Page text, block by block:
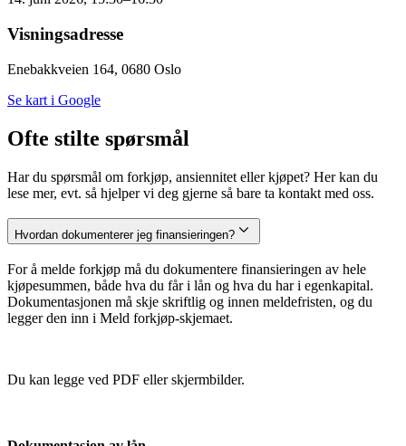
Visningsadresse
Enebakkveien 164, 0680 Oslo
Se kart i Google
Ofte stilte spørsmål
Har du spørsmål om forkjøp, ansiennitet eller kjøpet? Her kan du
lese mer, evt. så hjelper vi deg gjerne så bare ta kontakt med oss.
Hvordan dokumenterer jeg finansieringen?
For å melde forkjøp må du dokumentere finansieringen av hele
kjøpesummen, både hva du får i lån og hva du har i egenkapital.
Dokumentasjonen må skje skriftlig og innen meldefristen, og du
legger den inn i Meld forkjøp-skjemaet.
Du kan legge ved PDF eller skjermbilder.